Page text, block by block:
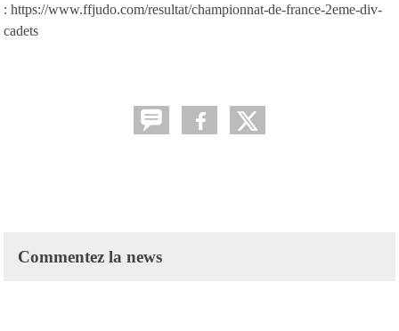
: https://www.ffjudo.com/resultat/championnat-de-france-2eme-div-
cadets
Commentez la news